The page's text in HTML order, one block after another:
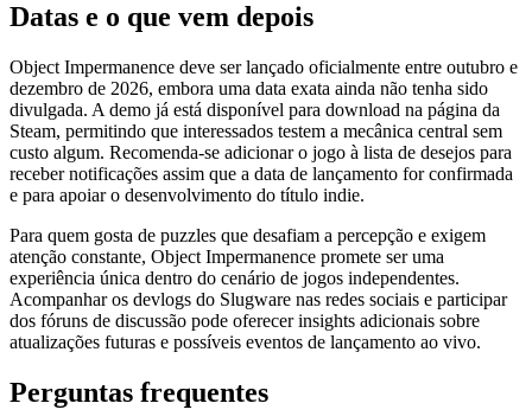
Datas e o que vem depois
Object Impermanence deve ser lançado oficialmente entre outubro e
dezembro de 2026, embora uma data exata ainda não tenha sido
divulgada. A demo já está disponível para download na página da
Steam, permitindo que interessados testem a mecânica central sem
custo algum. Recomenda-se adicionar o jogo à lista de desejos para
receber notificações assim que a data de lançamento for confirmada
e para apoiar o desenvolvimento do título indie.
Para quem gosta de puzzles que desafiam a percepção e exigem
atenção constante, Object Impermanence promete ser uma
experiência única dentro do cenário de jogos independentes.
Acompanhar os devlogs do Slugware nas redes sociais e participar
dos fóruns de discussão pode oferecer insights adicionais sobre
atualizações futuras e possíveis eventos de lançamento ao vivo.
Perguntas frequentes